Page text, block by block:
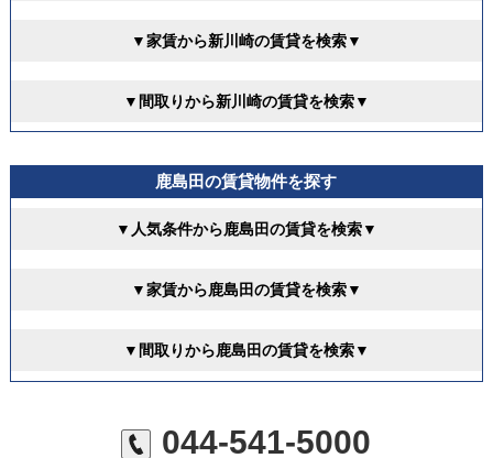
▼家賃から新川崎の賃貸を検索▼
▼間取りから新川崎の賃貸を検索▼
鹿島田の賃貸物件を探す
▼人気条件から鹿島田の賃貸を検索▼
▼家賃から鹿島田の賃貸を検索▼
▼間取りから鹿島田の賃貸を検索▼
044-541-5000